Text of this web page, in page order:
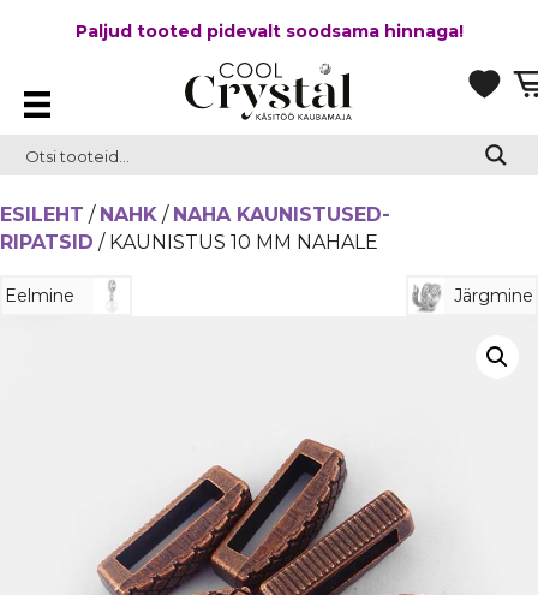
Paljud tooted pidevalt soodsama hinnaga!
ESILEHT / NAHK / NAHA KAUNISTUSED-
RIPATSID / KAUNISTUS 10 MM NAHALE
Eelmine Järgmine